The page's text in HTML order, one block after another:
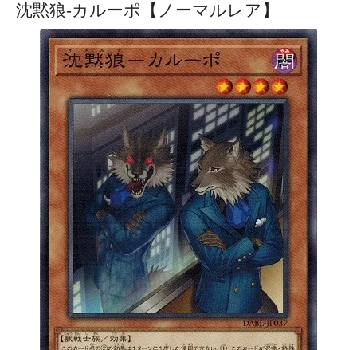
沈黙狼-カルーポ【ノーマルレア】